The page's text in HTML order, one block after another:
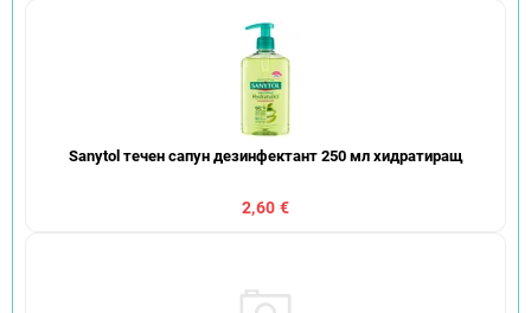
Sanytol течен сапун дезинфектант 250 мл хидратиращ
2,60 €